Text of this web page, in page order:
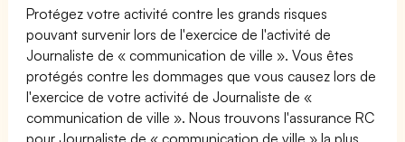
Protégez votre activité contre les grands risques
pouvant survenir lors de l'exercice de l'activité de
Journaliste de « communication de ville ». Vous êtes
protégés contre les dommages que vous causez lors de
l'exercice de votre activité de Journaliste de «
communication de ville ». Nous trouvons l'assurance RC
pour Journaliste de « communication de ville » la plus